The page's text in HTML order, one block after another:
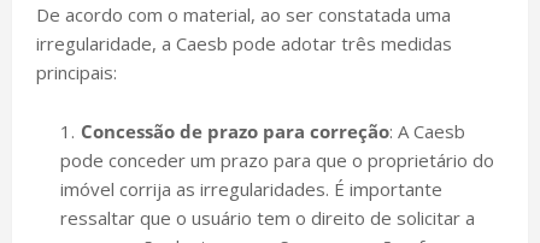
De acordo com o material, ao ser constatada uma
irregularidade, a Caesb pode adotar três medidas
principais:
Concessão de prazo para correção: A Caesb
pode conceder um prazo para que o proprietário do
imóvel corrija as irregularidades. É importante
ressaltar que o usuário tem o direito de solicitar a